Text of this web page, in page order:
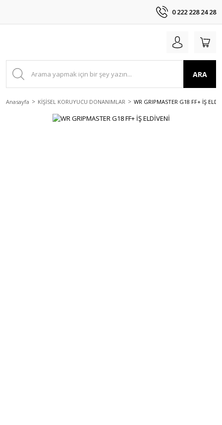
0 222 228 24 28
ARA
Anasayfa KİŞİSEL KORUYUCU DONANIMLAR WR GRIPMASTER G18 FF+ İŞ